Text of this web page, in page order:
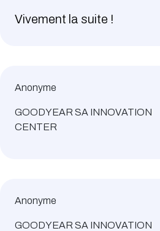
Vivement la suite !
Anonyme
GOODYEAR SA INNOVATION
CENTER
Anonyme
GOODYEAR SA INNOVATION